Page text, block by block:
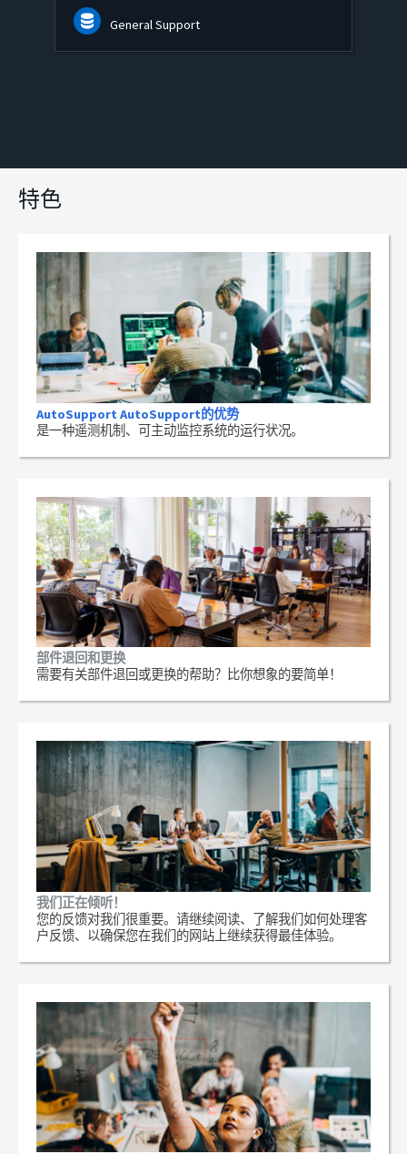
General Support
特色
AutoSupport AutoSupport的优势
是一种遥测机制、可主动监控系统的运行状况。
部件退回和更换
需要有关部件退回或更换的帮助？比你想象的要简单！
我们正在倾听！
您的反馈对我们很重要。请继续阅读、了解我们如何处理客
户反馈、以确保您在我们的网站上继续获得最佳体验。